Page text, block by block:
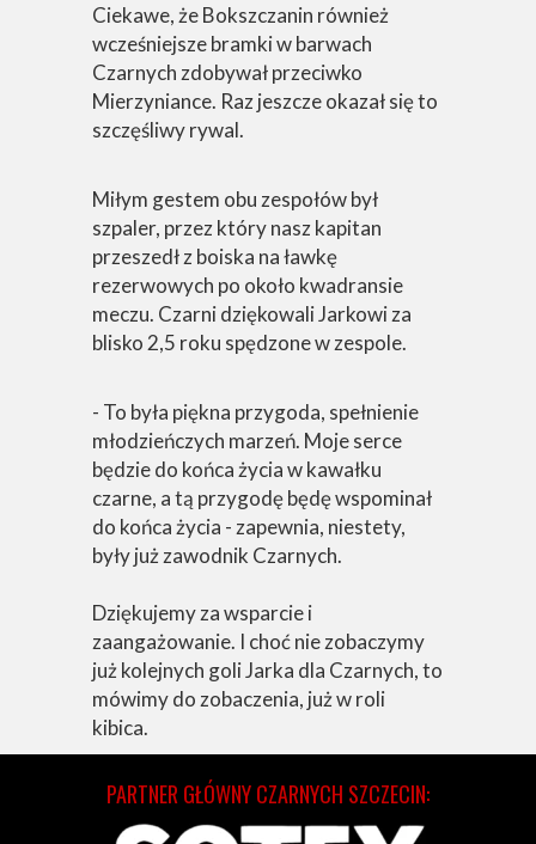
Ciekawe, że Bokszczanin również
wcześniejsze bramki w barwach
Czarnych zdobywał przeciwko
Mierzyniance. Raz jeszcze okazał się to
szczęśliwy rywal.
Miłym gestem obu zespołów był
szpaler, przez który nasz kapitan
przeszedł z boiska na ławkę
rezerwowych po około kwadransie
meczu. Czarni dziękowali Jarkowi za
blisko 2,5 roku spędzone w zespole.
- To była piękna przygoda, spełnienie
młodzieńczych marzeń. Moje serce
będzie do końca życia w kawałku
czarne, a tą przygodę będę wspominał
do końca życia - zapewnia, niestety,
były już zawodnik Czarnych.
Dziękujemy za wsparcie i
zaangażowanie. I choć nie zobaczymy
już kolejnych goli Jarka dla Czarnych, to
mówimy do zobaczenia, już w roli
kibica.
PARTNER GŁÓWNY CZARNYCH SZCZECIN: